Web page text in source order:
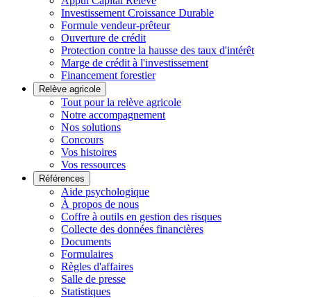
Investissement Croissance Durable
Formule vendeur-prêteur
Ouverture de crédit
Protection contre la hausse des taux d'intérêt
Marge de crédit à l'investissement
Financement forestier
Relève agricole
Tout pour la relève agricole
Notre accompagnement
Nos solutions
Concours
Vos histoires
Vos ressources
Références
Aide psychologique
À propos de nous
Coffre à outils en gestion des risques
Collecte des données financières
Documents
Formulaires
Règles d'affaires
Salle de presse
Statistiques